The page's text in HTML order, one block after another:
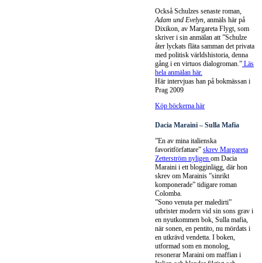
Också Schulzes senaste roman,
Adam und Evelyn, anmäls här på
Dixikon, av Margareta Flygt, som
skriver i sin anmälan att ”Schulze
åter lyckats fläta samman det privata
med politisk världshistoria, denna
gång i en virtuos dialogroman.” Läs
hela anmälan här.
Här intervjuas han på bokmässan i
Prag 2009
Köp böckerna här
Dacia Maraini – Sulla Mafia
”En av mina italienska
favoritförfattare” skrev Margareta
Zetterström nyligen om Dacia
Maraini i ett blogginlägg, där hon
skrev om Marainis ”sinrikt
komponerade” tidigare roman
Colomba.
”Sono venuta per maledirti”
utbrister modern vid sin sons grav i
en nyutkommen bok, Sulla mafia,
när sonen, en pentito, nu mördats i
en utkrävd vendetta. I boken,
utformad som en monolog,
resonerar Maraini om maffian i